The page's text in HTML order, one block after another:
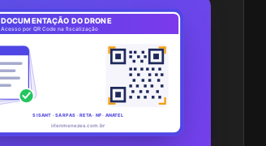
DOCUMENTAÇÃO DO DRONE
Acesso por QR Code na fiscalização
SISANT · SARPAS · RETA · NF · ANATEL
irlenmenezes.com.br